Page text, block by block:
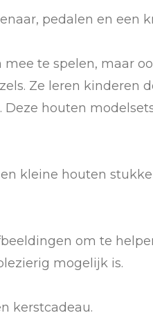
pedalen en een
te spelen, maar
Ze leren kinderen
houten
kleine houten
om te
mogelijk is.
kerstcadeau.